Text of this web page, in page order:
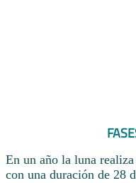
En un año la luna
con una duración de 28